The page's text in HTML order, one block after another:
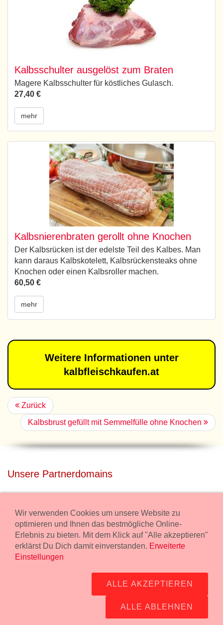
Kalbsschulter ausgelöst zum Braten
Magere Kalbsschulter für köstliches Gulasch.
27,40 €
mehr
Kalbsnierenbraten gerollt ohne Knochen
Der Kalbsrücken ist der edelste Teil des Kalbes. Man
kann daraus Kalbskotelett, Kalbsrückensteaks ohne
Knochen oder einen Kalbsroller machen.
60,50 €
mehr
Weitere Informationen unter
kalbfleischkaufen.at
Zurück
Kalbsbrust gefüllt mit Semmelfülle ohne Knochen
Unsere Partnerdomains
Miete unser Haus bei Wiener Neustadt für Deine Party mit
Übernachtung.
freilaender.at
Wurstmanufaktur Markus Kollecker GmbH,
Wir verwenden Cookies um unsere Website zu
optimieren und Ihnen das bestmögliche Online-
Erlebnis zu bieten. Mit dem Klick auf "Alle akzeptieren"
erklärst Du Dich damit einverstanden. Erweiterte
Einstellungen
ALLE AKZEPTIEREN
ALLE ABLEHNEN